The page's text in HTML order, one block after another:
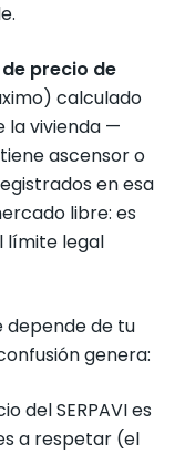
precio de
calculado
la vivienda —
ascensor o
en esa
libre: es
límite legal
depende de tu
genera:
del SERPAVI es
a respetar (el